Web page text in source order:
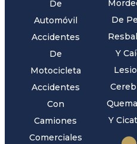
De
Automóvil
Accidentes
De
Motocicleta
Accidentes
Con
Camiones
Comerciales
De
Y
Y